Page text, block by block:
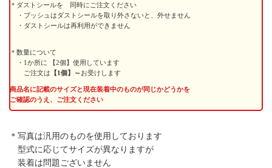
ダストシールを 同時にご注文ください
・ブッシュはダストシールを取り外さないと、外せません
・ダストシールは再利用ができません
数量について
・1か所に 【2個】使用しています
ご注文は 【1個】～ お受けします
商品名に記載のサイズと現在装着中のものが同じかどうかを
ご確認のうえ、ご注文ください
＊写真は汎用のものを使用しております
型式に応じてサイズが異なりますが
装着は問題ございません